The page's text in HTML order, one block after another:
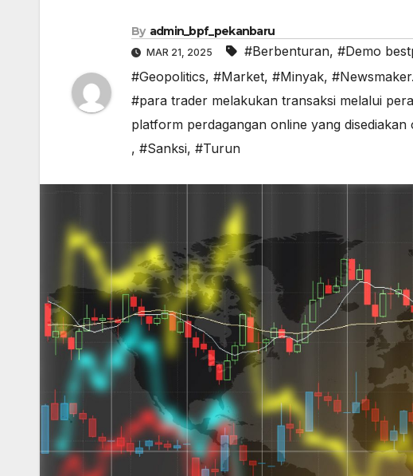
By admin_bpf_pekanbaru
MAR 21, 2025 #Berbenturan, #Demo
#Geopolitics, #Market, #Minyak,
#para trader melakukan transaksi melalui
platform perdagangan online yang
, #Sanksi, #Turun